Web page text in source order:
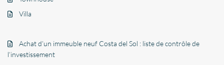
Villa
Achat d’un immeuble neuf Costa del Sol : liste de contrôle de
l’investissement